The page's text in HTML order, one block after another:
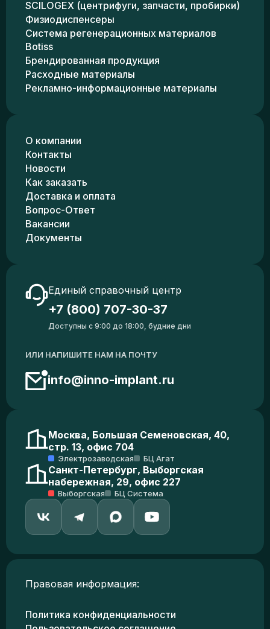
SCILOGEX (центрифуги, запчасти, пробирки)
Физиодиспенсеры
Система регенерационных материалов
Botiss
Брендированная продукция
Расходные материалы
Рекламно-информационные материалы
О компании
Контакты
Новости
Как заказать
Доставка и оплата
Вопрос-Ответ
Вакансии
Документы
Единый справочный центр
+7 (800) 707-30-37
Доступны с 9:00 до 18:00, будние дни
ИЛИ НАПИШИТЕ НАМ НА ПОЧТУ
info@inno-implant.ru
Москва, Большая Семеновская, 40,
стр. 13, офис 704
Электрозаводская БЦ Агат
Санкт-Петербург, Выборгская
набережная, 29, офис 227
Выборгская БЦ Система
Правовая информация:
Политика конфиденциальности